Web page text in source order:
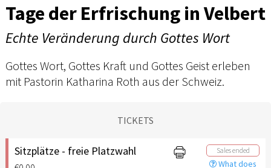
Tage der Erfrischung in Velbert
Echte Veränderung durch Gottes Wort
Gottes Wort, Gottes Kraft und Gottes Geist erleben
mit Pastorin Katharina Roth aus der Schweiz.
TICKETS
Sitzplätze - freie Platzwahl Sales ended
What does